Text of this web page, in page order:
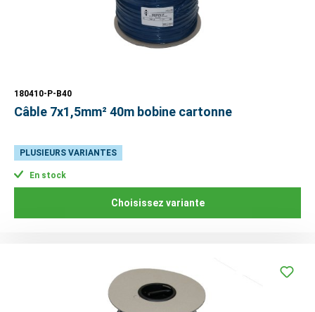
180410-P-B40
Câble 7x1,5mm² 40m bobine cartonne
PLUSIEURS VARIANTES
En stock
Choisissez variante